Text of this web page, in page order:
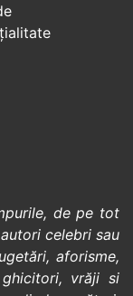
de pe tot
autori celebrisau
,aforisme,
ghicitori, vrăji si